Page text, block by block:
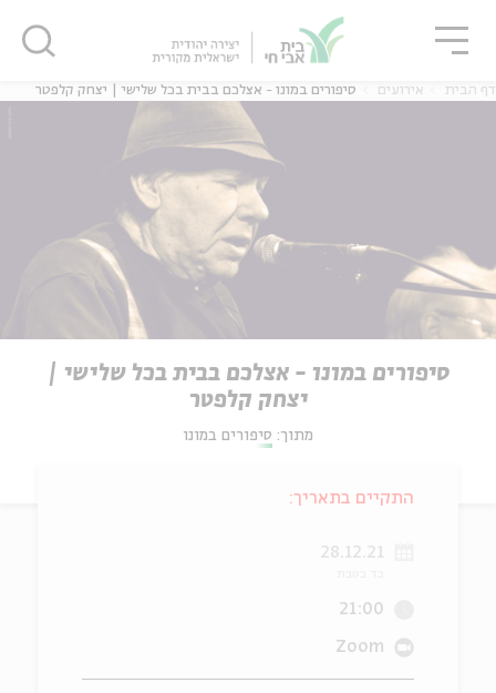
דף הבית אירועים סיפורים במונו - אצלכם בבית בכל שלישי | יצחק קלפטר
סיפורים במונו - אצלכם בבית בכל שלישי |
יצחק קלפטר
מתוך: סיפורים במונו
התקיים בתאריך:
28.12.21
21:00
Zoom
סגור